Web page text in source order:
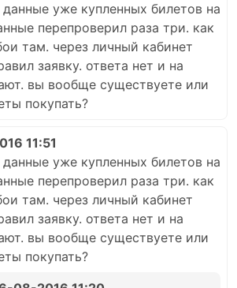
данные уже купленных билетов на
перепроверил раза три. как
там. через личный кабинет
заявку. ответа нет и на
вы вообще существуете или
покупать?
11:51
данные уже купленных билетов на
перепроверил раза три. как
там. через личный кабинет
заявку. ответа нет и на
вы вообще существуете или
покупать?